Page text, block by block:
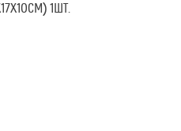
1ШТ.